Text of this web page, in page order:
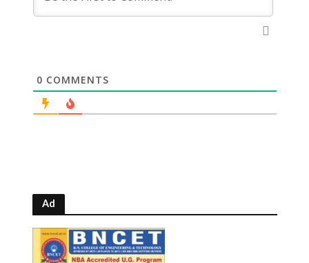
0 COMMENTS
Ad